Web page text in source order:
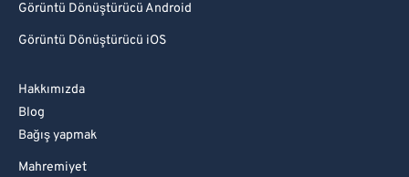
Görüntü Dönüştürücü Android
Görüntü Dönüştürücü iOS
Hakkımızda
Blog
Bağış yapmak
Mahremiyet